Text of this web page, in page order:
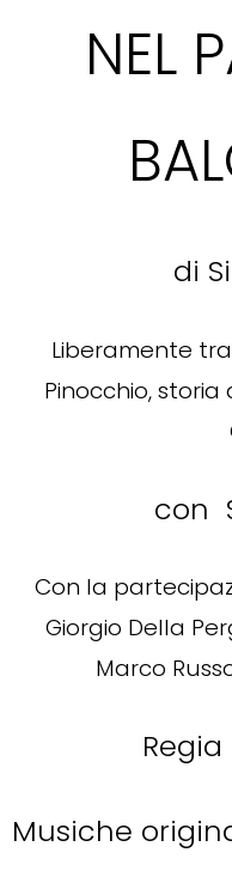
NEL
di
Liberamente
Pinocchio,
con
Con la
Giorgio Della
Marco
Musiche